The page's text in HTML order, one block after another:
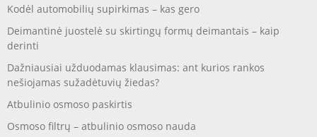
Kodėl automobilių supirkimas – kas gero
Deimantinė juostelė su skirtingų formų deimantais – kaip
derinti
Dažniausiai užduodamas klausimas: ant kurios rankos
nešiojamas sužadėtuvių žiedas?
Atbulinio osmoso paskirtis
Osmoso filtrų – atbulinio osmoso nauda